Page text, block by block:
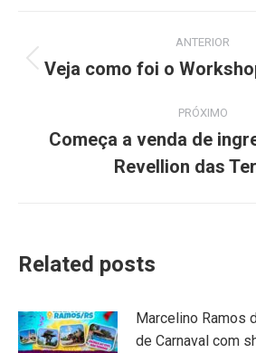
de
ANTERIOR
Post
Veja como foi o
PRÓXIMO
Próximo
post:
Começa a venda de
Revellion das
Related posts
Marcelino Ramos
de Carnaval com